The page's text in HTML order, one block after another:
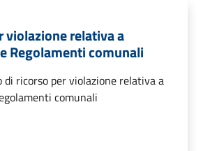
violazione relativa a
Regolamenti comunali
di ricorso per violazione relativa a
comunali